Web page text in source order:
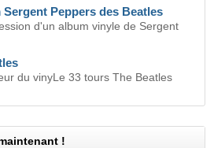
Peppers des Beatles
d'un album vinyle de Sergent
du vinyLe 33 tours The Beatles
!